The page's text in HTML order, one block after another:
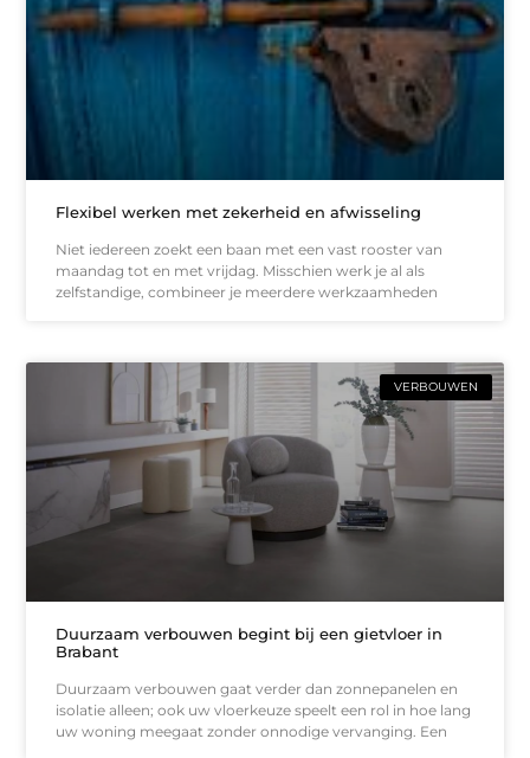
Flexibel werken met zekerheid en afwisseling
Niet iedereen zoekt een baan met een vast rooster van
maandag tot en met vrijdag. Misschien werk je al als
zelfstandige, combineer je meerdere werkzaamheden
VERBOUWEN
Duurzaam verbouwen begint bij een gietvloer in
Brabant
Duurzaam verbouwen gaat verder dan zonnepanelen en
isolatie alleen; ook uw vloerkeuze speelt een rol in hoe lang
uw woning meegaat zonder onnodige vervanging. Een